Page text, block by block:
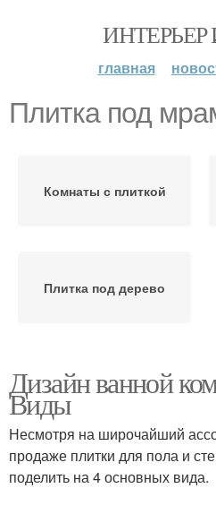
ИНТЕРЬЕР
главная
Плитка под
Комнаты с плиткой
Плитка под дерево
Дизайн ванной
Виды
Несмотря на широчайший
продаже плитки для пола и
поделить на 4 основных вида.